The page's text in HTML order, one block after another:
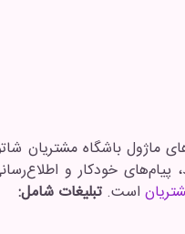
پیام‌های خودکار و
است. تبلیغات شامل: